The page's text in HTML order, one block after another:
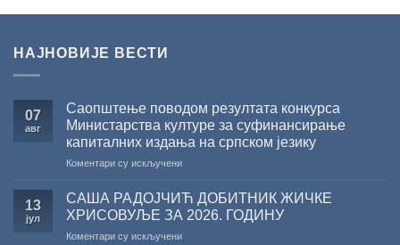
НАЈНОВИЈЕ ВЕСТИ
07
авг
Саопштење поводом резултата конкурса
Министарства културе за суфинансирање
капиталних издања на српском језику
Коментари су искљученина
поводом
резултата
конкурса
Министарства
13
јул
САША РАДОЈЧИЋ ДОБИТНИК ЖИЧКЕ
ХРИСОВУЉЕ ЗА 2026. ГОДИНУ
Коментари су искљученина